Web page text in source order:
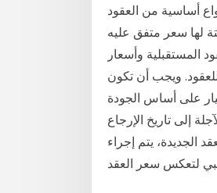
أساسية من العقود
لها سعر متفق عليه
المستقبلية وأسعار
ويجب أن تكون
على أساس الجودة
إلى تاريخ الإرجاع
الجديدة، يتم إجراء
لتعكس سعر العقد